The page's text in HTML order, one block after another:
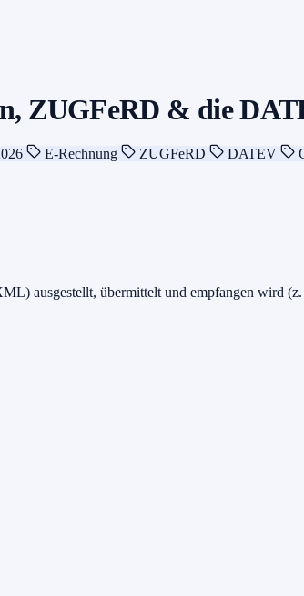
ZUGFeRD & die
E-Rechnung ZUGFeRD DATEV
ausgestellt, übermittelt und empfangen wird